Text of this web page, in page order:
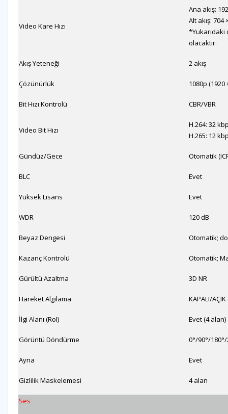
Video Kare Hızı
Ana akış:
Alt akış: 704
*Yukarıdaki
olacaktır.
Akış Yeteneği 2 akış
Çözünürlük 1080p (1920
Bit Hızı Kontrolü CBR/VBR
Video Bit Hızı
H.264: 32
H.265: 12
Gündüz/Gece Otomatik
BLC Evet
Yüksek Lisans Evet
WDR 120 dB
Beyaz Dengesi Otomatik;
Kazanç Kontrolü Otomatik;
Gürültü Azaltma 3D NR
Hareket Algılama KAPALI/
İlgi Alanı (RoI) Evet (4 alan)
Görüntü Döndürme 0°/90°/
Ayna Evet
Gizlilik Maskelemesi 4 alan
Ses